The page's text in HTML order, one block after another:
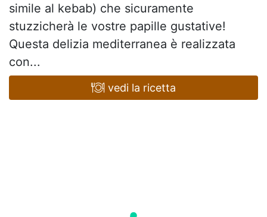
simile al kebab) che sicuramente
stuzzicherà le vostre papille gustative!
Questa delizia mediterranea è realizzata
con...
vedi la ricetta